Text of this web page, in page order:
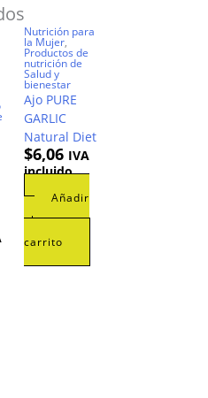
Nutrición para
la Mujer,
Productos de
nutrición de
Salud y
bienestar
Ajo PURE
GARLIC
Natural Diet
$6,06 IVA
incluido
Añadir
al
carrito